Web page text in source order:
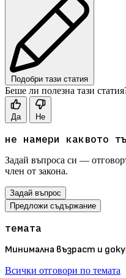
Подобри тази статия
Беше ли полезна тази
Да Не
не намери каквото
Задай въпроса си —
член от закона.
Задай въпрос
Предложи съдържание
темата
Минимална възраст и
Всички отговори по темата